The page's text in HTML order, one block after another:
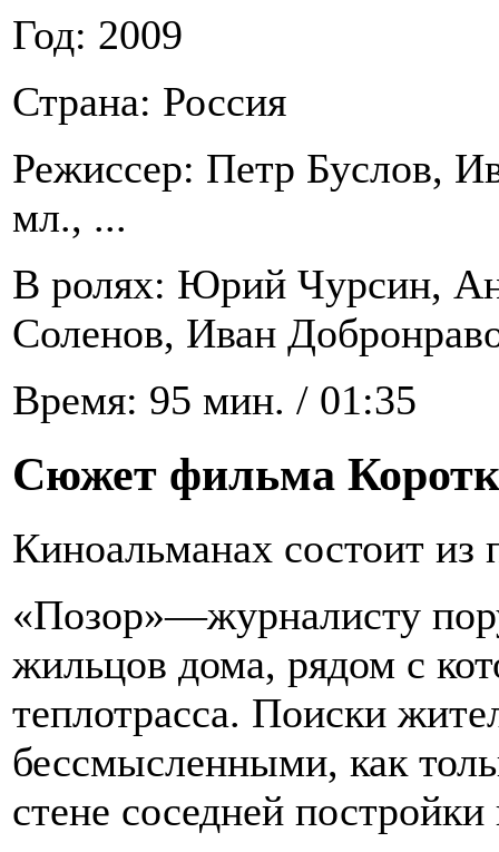
Год: 2009
Страна: Россия
Режиссер: Петр Буслов,
мл., ...
В ролях: Юрий Чурсин,
Соленов, Иван
Время: 95 мин. / 01:35
Сюжет фильма
Киноальманах состоит из
«Позор»—журналисту
жильцов дома, рядом с
теплотрасса. Поиски
бессмысленными, как
стене соседней